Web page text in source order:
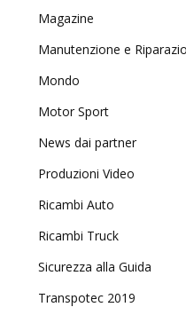
Magazine
Manutenzione e
Mondo
Motor Sport
News dai partner
Produzioni Video
Ricambi Auto
Ricambi Truck
Sicurezza alla Guida
Transpotec 2019